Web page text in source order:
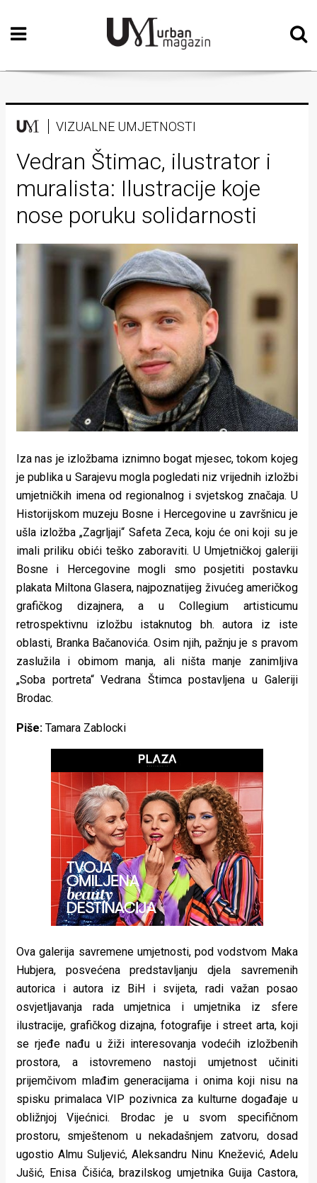
Početna
Vizualne
Teatar
Književnost
Muzika
Film
Intervju
Lifestyle
Zdravlje
stolom
Život
u
pokretu
Ideje
koje
rade
Urban
Places
Aktivizam
Magazin
VIZUALNE UMJETNOSTI
Vedran Štimac, ilustrator i
muralista: Ilustracije koje
nose poruku solidarnosti
Iza nas je izložbama iznimno bogat mjesec, tokom kojeg
je publika u Sarajevu mogla pogledati niz vrijednih izložbi
umjetničkih imena od regionalnog i svjetskog značaja. U
Historijskom muzeju Bosne i Hercegovine u završnicu je
ušla izložba „Zagrljaji“ Safeta Zeca, koju će oni koji su je
imali priliku obići teško zaboraviti. U Umjetničkoj galeriji
Bosne i Hercegovine mogli smo posjetiti postavku
plakata Miltona Glasera, najpoznatijeg živućeg američkog
grafičkog dizajnera, a u Collegium artisticumu
retrospektivnu izložbu istaknutog bh. autora iz iste
oblasti, Branka Bačanovića. Osim njih, pažnju je s pravom
zaslužila i obimom manja, ali ništa manje zanimljiva
„Soba portreta“ Vedrana Štimca postavljena u Galeriji
Brodac.
Piše: Tamara Zablocki
Ova galerija savremene umjetnosti, pod vodstvom Maka
Hubjera, posvećena predstavljanju djela savremenih
autorica i autora iz BiH i svijeta, radi važan posao
osvjetljavanja rada umjetnica i umjetnika iz sfere
ilustracije, grafičkog dizajna, fotografije i street arta, koji
se rjeđe nađu u žiži interesovanja vodećih izložbenih
prostora, a istovremeno nastoji umjetnost učiniti
prijemčivom mlađim generacijama i onima koji nisu na
spisku primalaca VIP pozivnica za kulturne događaje u
obližnjoj Vijećnici. Brodac je u svom specifičnom
prostoru, smještenom u nekadašnjem zatvoru, dosad
ugostio Almu Suljević, Aleksandru Ninu Knežević, Adelu
Jušić, Enisa Čišića, brazilskog umjetnika Guija Castora,